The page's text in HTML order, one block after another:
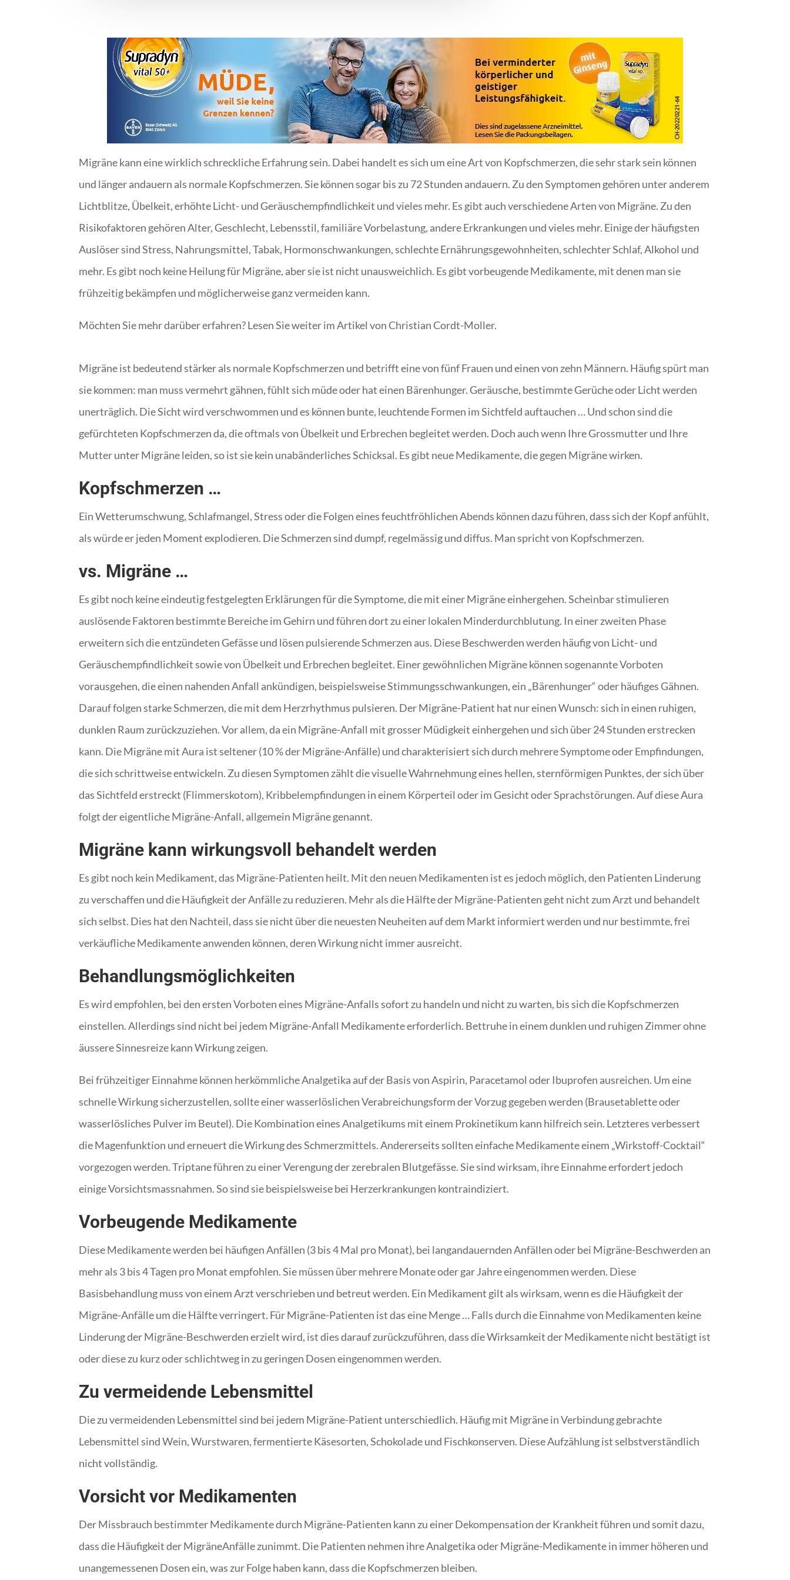
Migräne kann eine wirklich schreckliche Erfahrung sein. Dabei handelt es sich um eine Art von Kopfschmerzen, die sehr stark sein können
und länger andauern als normale Kopfschmerzen. Sie können sogar bis zu 72 Stunden andauern. Zu den Symptomen gehören unter anderem
Lichtblitze, Übelkeit, erhöhte Licht- und Geräuschempfindlichkeit und vieles mehr. Es gibt auch verschiedene Arten von Migräne. Zu den
Risikofaktoren gehören Alter, Geschlecht, Lebensstil, familiäre Vorbelastung, andere Erkrankungen und vieles mehr. Einige der häufigsten
Auslöser sind Stress, Nahrungsmittel, Tabak, Hormonschwankungen, schlechte Ernährungsgewohnheiten, schlechter Schlaf, Alkohol und
mehr. Es gibt noch keine Heilung für Migräne, aber sie ist nicht unausweichlich. Es gibt vorbeugende Medikamente, mit denen man sie
frühzeitig bekämpfen und möglicherweise ganz vermeiden kann.
Möchten Sie mehr darüber erfahren? Lesen Sie weiter im Artikel von Christian Cordt-Moller.
Migräne ist bedeutend stärker als normale Kopfschmerzen und betrifft eine von fünf Frauen und einen von zehn Männern. Häufig spürt man
sie kommen: man muss vermehrt gähnen, fühlt sich müde oder hat einen Bärenhunger. Geräusche, bestimmte Gerüche oder Licht werden
unerträglich. Die Sicht wird verschwommen und es können bunte, leuchtende Formen im Sichtfeld auftauchen … Und schon sind die
gefürchteten Kopfschmerzen da, die oftmals von Übelkeit und Erbrechen begleitet werden. Doch auch wenn Ihre Grossmutter und Ihre
Mutter unter Migräne leiden, so ist sie kein unabänderliches Schicksal. Es gibt neue Medikamente, die gegen Migräne wirken.
Kopfschmerzen …
Ein Wetterumschwung, Schlafmangel, Stress oder die Folgen eines feuchtfröhlichen Abends können dazu führen, dass sich der Kopf anfühlt,
als würde er jeden Moment explodieren. Die Schmerzen sind dumpf, regelmässig und diffus. Man spricht von Kopfschmerzen.
vs. Migräne …
Es gibt noch keine eindeutig festgelegten Erklärungen für die Symptome, die mit einer Migräne einhergehen. Scheinbar stimulieren
auslösende Faktoren bestimmte Bereiche im Gehirn und führen dort zu einer lokalen Minderdurchblutung. In einer zweiten Phase
erweitern sich die entzündeten Gefässe und lösen pulsierende Schmerzen aus. Diese Beschwerden werden häufig von Licht- und
Geräuschempfindlichkeit sowie von Übelkeit und Erbrechen begleitet. Einer gewöhnlichen Migräne können sogenannte Vorboten
vorausgehen, die einen nahenden Anfall ankündigen, beispielsweise Stimmungsschwankungen, ein „Bärenhunger“ oder häufiges Gähnen.
Darauf folgen starke Schmerzen, die mit dem Herzrhythmus pulsieren. Der Migräne-Patient hat nur einen Wunsch: sich in einen ruhigen,
dunklen Raum zurückzuziehen. Vor allem, da ein Migräne-Anfall mit grosser Müdigkeit einhergehen und sich über 24 Stunden erstrecken
kann. Die Migräne mit Aura ist seltener (10 % der Migräne-Anfälle) und charakterisiert sich durch mehrere Symptome oder Empfindungen,
die sich schrittweise entwickeln. Zu diesen Symptomen zählt die visuelle Wahrnehmung eines hellen, sternförmigen Punktes, der sich über
das Sichtfeld erstreckt (Flimmerskotom), Kribbelempfindungen in einem Körperteil oder im Gesicht oder Sprachstörungen. Auf diese Aura
folgt der eigentliche Migräne-Anfall, allgemein Migräne genannt.
Migräne kann wirkungsvoll behandelt werden
Es gibt noch kein Medikament, das Migräne-Patienten heilt. Mit den neuen Medikamenten ist es jedoch möglich, den Patienten Linderung
zu verschaffen und die Häufigkeit der Anfälle zu reduzieren. Mehr als die Hälfte der Migräne-Patienten geht nicht zum Arzt und behandelt
sich selbst. Dies hat den Nachteil, dass sie nicht über die neuesten Neuheiten auf dem Markt informiert werden und nur bestimmte, frei
verkäufliche Medikamente anwenden können, deren Wirkung nicht immer ausreicht.
Behandlungsmöglichkeiten
Es wird empfohlen, bei den ersten Vorboten eines Migräne-Anfalls sofort zu handeln und nicht zu warten, bis sich die Kopfschmerzen
einstellen. Allerdings sind nicht bei jedem Migräne-Anfall Medikamente erforderlich. Bettruhe in einem dunklen und ruhigen Zimmer ohne
äussere Sinnesreize kann Wirkung zeigen.
Bei frühzeitiger Einnahme können herkömmliche Analgetika auf der Basis von Aspirin, Paracetamol oder Ibuprofen ausreichen. Um eine
schnelle Wirkung sicherzustellen, sollte einer wasserlöslichen Verabreichungsform der Vorzug gegeben werden (Brausetablette oder
wasserlösliches Pulver im Beutel). Die Kombination eines Analgetikums mit einem Prokinetikum kann hilfreich sein. Letzteres verbessert
die Magenfunktion und erneuert die Wirkung des Schmerzmittels. Andererseits sollten einfache Medikamente einem „Wirkstoff-Cocktail“
vorgezogen werden. Triptane führen zu einer Verengung der zerebralen Blutgefässe. Sie sind wirksam, ihre Einnahme erfordert jedoch
einige Vorsichtsmassnahmen. So sind sie beispielsweise bei Herzerkrankungen kontraindiziert.
Vorbeugende Medikamente
Diese Medikamente werden bei häufigen Anfällen (3 bis 4 Mal pro Monat), bei langandauernden Anfällen oder bei Migräne-Beschwerden an
mehr als 3 bis 4 Tagen pro Monat empfohlen. Sie müssen über mehrere Monate oder gar Jahre eingenommen werden. Diese
Basisbehandlung muss von einem Arzt verschrieben und betreut werden. Ein Medikament gilt als wirksam, wenn es die Häufigkeit der
Migräne-Anfälle um die Hälfte verringert. Für Migräne-Patienten ist das eine Menge … Falls durch die Einnahme von Medikamenten keine
Linderung der Migräne-Beschwerden erzielt wird, ist dies darauf zurückzuführen, dass die Wirksamkeit der Medikamente nicht bestätigt ist
oder diese zu kurz oder schlichtweg in zu geringen Dosen eingenommen werden.
Zu vermeidende Lebensmittel
Die zu vermeidenden Lebensmittel sind bei jedem Migräne-Patient unterschiedlich. Häufig mit Migräne in Verbindung gebrachte
Lebensmittel sind Wein, Wurstwaren, fermentierte Käsesorten, Schokolade und Fischkonserven. Diese Aufzählung ist selbstverständlich
nicht vollständig.
Vorsicht vor Medikamenten
Der Missbrauch bestimmter Medikamente durch Migräne-Patienten kann zu einer Dekompensation der Krankheit führen und somit dazu,
dass die Häufigkeit der MigräneAnfälle zunimmt. Die Patienten nehmen ihre Analgetika oder Migräne-Medikamente in immer höheren und
unangemessenen Dosen ein, was zur Folge haben kann, dass die Kopfschmerzen bleiben.